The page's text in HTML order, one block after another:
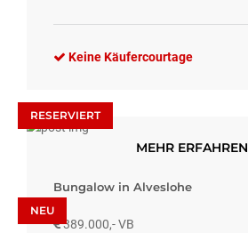
Keine Käufercourtage
RESERVIERT
MEHR ERFAHREN
Bungalow in Alveslohe
389.000,- VB
NEU